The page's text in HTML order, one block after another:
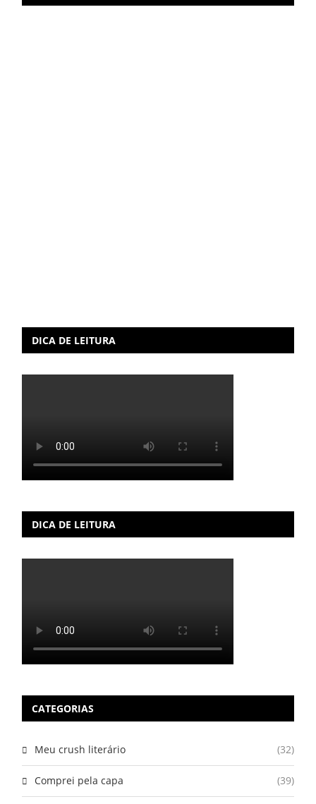
DICA DE LEITURA
DICA DE LEITURA
CATEGORIAS
Meu crush literário (32)
Comprei pela capa (39)